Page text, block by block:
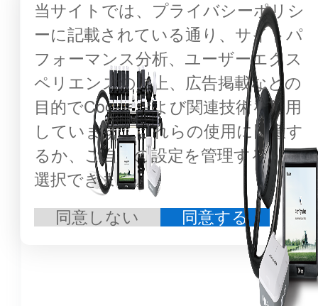
当サイトでは、プライバシーポリシ
ーに記載されている通り、サイトパ
フォーマンス分析、ユーザーエクス
ペリエンスの向上、広告掲載などの
目的でCookieおよび関連技術を使用
しています。これらの使用に同意す
るか、ご自身の設定を管理するかを
選択できます。
同意しない 同意する